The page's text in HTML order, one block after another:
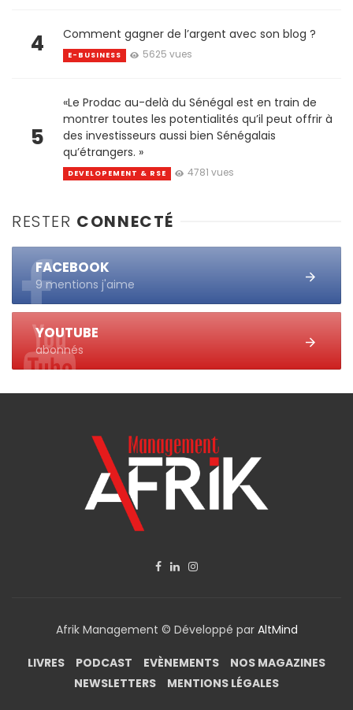
4 Comment gagner de l’argent avec son blog ?
E-BUSINESS 5625 vues
5
«Le Prodac au-delà du Sénégal est en train de
montrer toutes les potentialités qu’il peut offrir à
des investisseurs aussi bien Sénégalais
qu’étrangers. »
DEVELOPEMENT & RSE 4781 vues
RESTER CONNECTÉ
FACEBOOK
9 mentions j'aime
YOUTUBE
abonnés
Afrik Management © Développé par AltMind
LIVRES PODCAST EVÈNEMENTS
NOS MAGAZINES
NEWSLETTERS
MENTIONS LÉGALES